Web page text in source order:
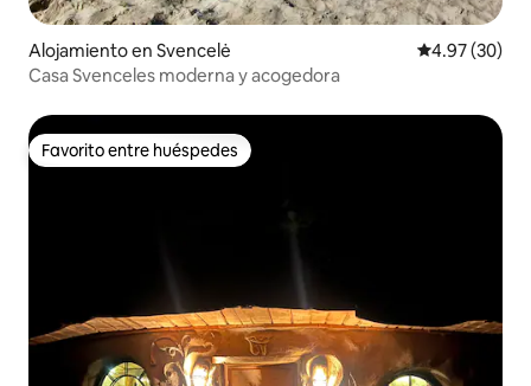
Alojamiento en Svencelė Calificación
4.97 (30)
Casa Svenceles moderna y acogedora
Favorito entre huéspedes
Favorito entre huéspedes